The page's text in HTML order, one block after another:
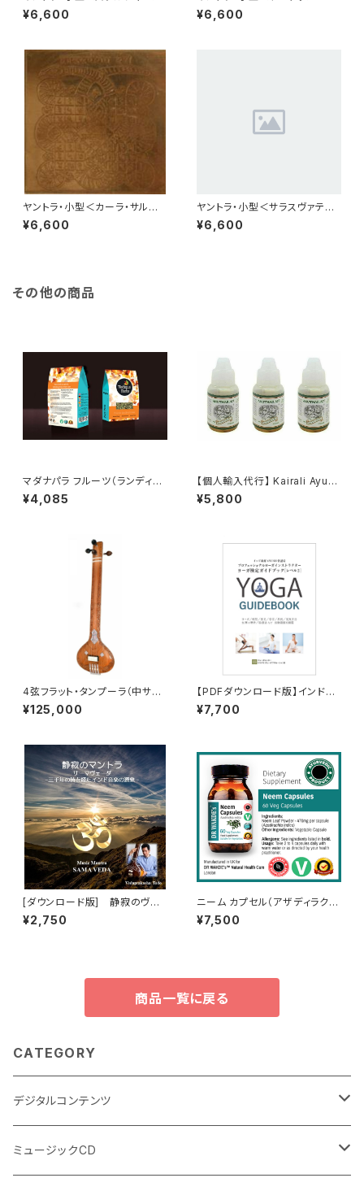
¥6,600 ¥6,600
ヤントラ・小型＜カーラ・サルパ・
ヨーガ＞
¥6,600
ヤントラ・小型＜サラスヴァティ
＞
¥6,600
その他の商品
マダナパラ フルーツ（ランディア
スピノサ）（250g）Madanapha
la Fruit | Raw, Crude, Dried
¥4,085
【個人輸入代行】 Kairali Ayurv
eda アヌ・タイラム 10ml ３本セ
ット 本場インドの点鼻セルフケ
¥5,800
4弦フラット・タンプーラ（中サイ
ズ）／インド伝統楽器・軽量コン
パクト
¥125,000
【PDFダウンロード版】インド政
府AYUSH省プロフェッショナル
ヨーガインストラクター 検定試
¥7,700
[ダウンロード版] 静寂のヴェ
ーダマントラ サーマヴェーダ
三千年の時を超えたインド音
¥2,750
ニーム カプセル（アザディラクタ
インディカ）Neem Capsules
(Azadirachta Indica)
¥7,500
商品一覧に戻る
CATEGORY
デジタルコンテンツ
チャンティング（マントラ）
ミュージックCD